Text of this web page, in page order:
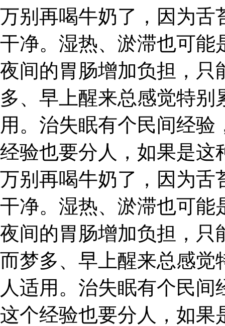
万别再喝牛奶了，因为舌
干净。湿热、淤滞也可能
夜间的胃肠增加负担，只
多、早上醒来总感觉特
用。治失眠有个民间经
经验也要分人，如果是这
万别再喝牛奶了，因为舌
干净。湿热、淤滞也可能
夜间的胃肠增加负担，
而梦多、早上醒来总感觉
人适用。治失眠有个民
这个经验也要分人，如果